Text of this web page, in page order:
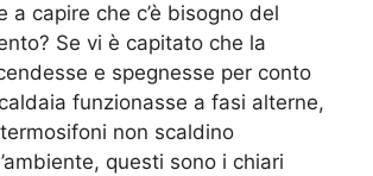
a capire che c’è bisogno del
Se vi è capitato che la
e spegnesse per conto
funzionasse a fasi alterne,
non scaldino
questi sono i chiari